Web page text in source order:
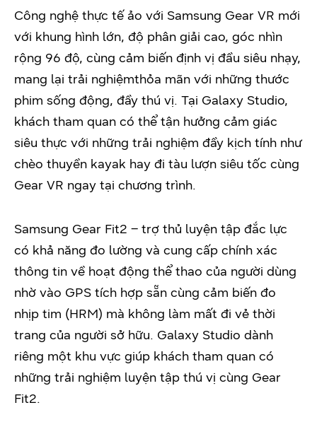
Công nghệ thực tế ảo với Samsung Gear VR mới
với khung hình lớn, độ phân giải cao, góc nhìn
rộng 96 độ, cùng cảm biến định vị đầu siêu nhạy,
mang lại trải nghiệmthỏa mãn với những thước
phim sống động, đầy thú vị. Tại Galaxy Studio,
khách tham quan có thể tận hưởng cảm giác
siêu thực với những trải nghiệm đầy kịch tính như
chèo thuyền kayak hay đi tàu lượn siêu tốc cùng
Gear VR ngay tại chương trình.
Samsung Gear Fit2 – trợ thủ luyện tập đắc lực
có khả năng đo lường và cung cấp chính xác
thông tin về hoạt động thể thao của người dùng
nhờ vào GPS tích hợp sẵn cùng cảm biến đo
nhịp tim (HRM) mà không làm mất đi vẻ thời
trang của người sở hữu. Galaxy Studio dành
riêng một khu vực giúp khách tham quan có
những trải nghiệm luyện tập thú vị cùng Gear
Fit2.